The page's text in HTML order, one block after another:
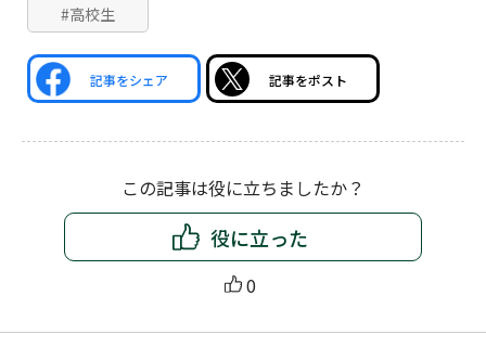
#高校生
記事をシェア 記事をポスト
この記事は役に立ちましたか？
役に立った
0